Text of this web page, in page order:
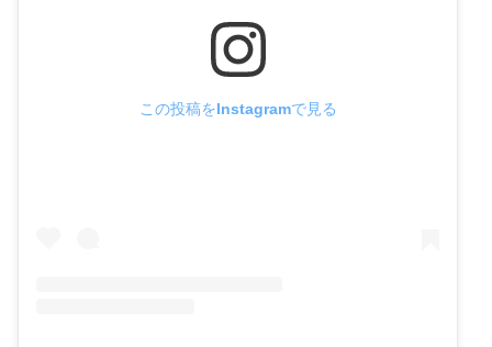
この投稿をInstagramで見る